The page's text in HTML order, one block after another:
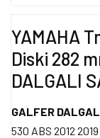
YAMAHA
Diski 282
DALGALI
GALFER
530 ABS 2012